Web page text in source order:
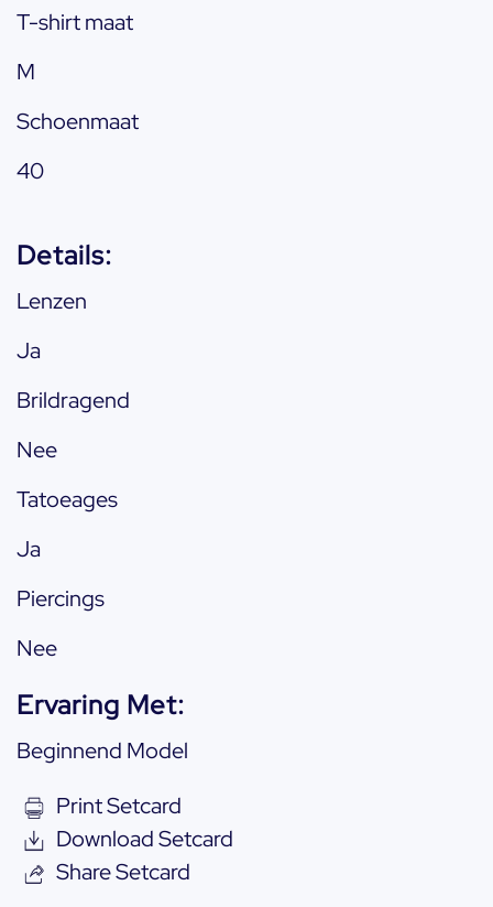
T-shirt maat
M
Schoenmaat
40
Details:
Lenzen
Ja
Brildragend
Nee
Tatoeages
Ja
Piercings
Nee
Ervaring Met:
Beginnend Model
Print Setcard
Download Setcard
Share Setcard